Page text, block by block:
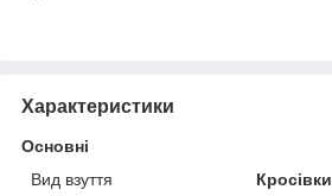
Характеристики
Основні
Вид взуття
Кросівки